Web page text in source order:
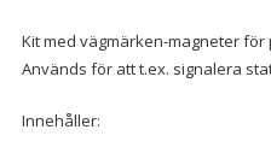
Kit med vägmärken-magneter
Används för att t.ex. signalera
Innehåller: